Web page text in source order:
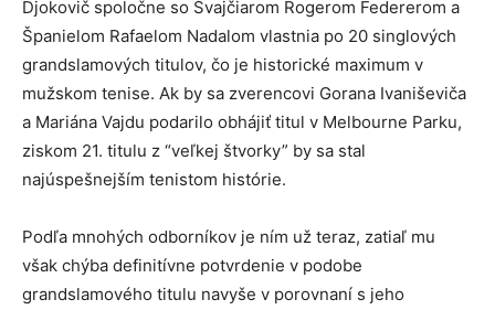
Djokovič spoločne so Švajčiarom Rogerom Federerom a
Španielom Rafaelom Nadalom vlastnia po 20 singlových
grandslamových titulov, čo je historické maximum v
mužskom tenise. Ak by sa zverencovi Gorana Ivaniševiča
a Mariána Vajdu podarilo obhájiť titul v Melbourne Parku,
ziskom 21. titulu z “veľkej štvorky” by sa stal
najúspešnejším tenistom histórie.
Podľa mnohých odborníkov je ním už teraz, zatiaľ mu
však chýba definitívne potvrdenie v podobe
grandslamového titulu navyše v porovnaní s jeho